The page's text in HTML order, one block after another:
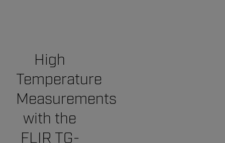
High
Temperature
Measurements
with the
FLIR TG-